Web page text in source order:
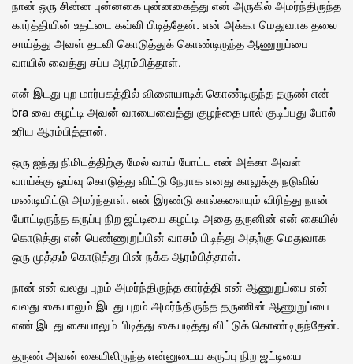
நான் ஒரு சின்ன புன்னகை புன்னகைத்து என் அருகில் அமர்ந்திருந்த
கார்த்தியின் உதட்டை கவ்வி பிடித்தேன். என் அக்கா மெதுவாக தலை
சாய்த்து அவள் தடவி கொடுத்துக் கொண்டிருந்த ஆணுறுப்பை
வாயில் வைத்து சப்ப ஆரம்பித்தாள்.
என் இடது புற மார்பகத்தில் விளையாடிக் கொண்டிருந்த தருண் என்
bra வை கழட்டி அவன் வாயைவைத்து குழந்தை பால் குடிப்பது போல்
உரிய ஆரம்பித்தான்.
ஒரு ஐந்து நிமிடத்திற்கு மேல் வாய் போட்ட என் அக்கா அவள்
வாய்க்கு ஓய்வு கொடுத்து விட்டு நேராக எனது காலுக்கு நடுவில்
மண்டியிட்டு அமர்ந்தாள். என் இரண்டு கால்களையும் விரித்து நான்
போட்டிருந்த கருப்பு நிற ஜட்டியை கழட்டி அதை தருனின் என் கையில்
கொடுத்து என் பெண்ணுறுப்பின் வாசம் பிடித்து அதற்கு மெதுவாக
ஒரு முத்தம் கொடுத்து பின் நக்க ஆரம்பித்தாள்.
நான் என் வலது புறம் அமர்ந்திருந்த கார்த்தி என் ஆணுறுப்பை என்
வலது கையாலும் இடது புறம் அமர்ந்திருந்த தருணின் ஆணுறுப்பை
எண் இடது கையாலும் பிடித்து கையடித்து விட்டுக் கொண்டிருந்தேன்.
தருண் அவன் கையிலிருந்த என்னுடைய கருப்பு நிற ஜட்டியை